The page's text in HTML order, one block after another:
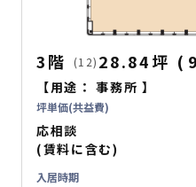
3階 (12) 28.84坪 (
【用途：事務所 】
坪単価(共益費)
応相談
(賃料に含む)
入居時期